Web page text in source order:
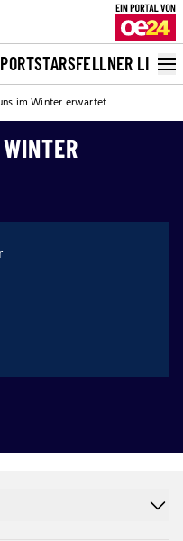
STARSFELLNER LIVE
im Winter erwartet